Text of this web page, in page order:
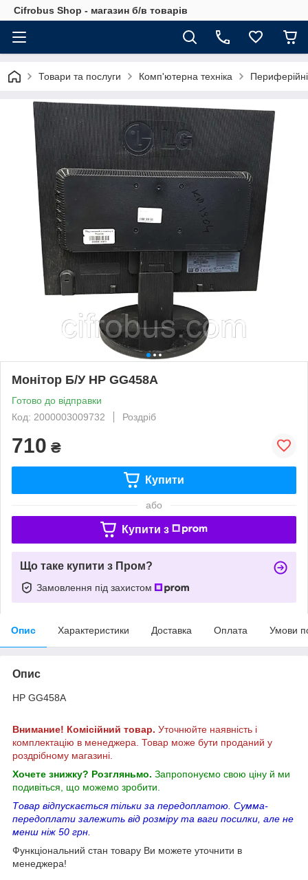
Cifrobus Shop - магазин б/в товарів
Товари та послуги Комп'ютерна техніка
Монітор Б/У HP GG458A
Готово до відправки
Код: 2000003009732
Роздріб
710 ₴
Купити
або
Купити з
Що таке купити з Пром?
Замовлення під захистом
Опис Характеристики Доставка Оплата Умови
Опис
HP GG458A
Внимание! Комісійний товар. Уточнюйте наявність і
комплектацію в менеджера. Товар може бути проданий у
роздрібному магазині.
Хочете знижку? Розгляньмо. Запропонуємо свою ціну й ми
подивіться, що можемо зробити.
Товар відпускається тільки за передоплатою. Сумма-
передоплати залежить від розміру та ваги посилки, але не
менш ніж 50 грн.
Функціональний стан товару Ви можете уточнити в
менеджера!